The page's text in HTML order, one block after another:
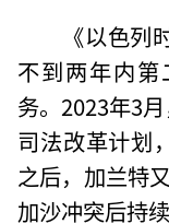
《以色列
不到两年内
务。2023年3
司法改革计划
之后，加兰特
加沙冲突后持